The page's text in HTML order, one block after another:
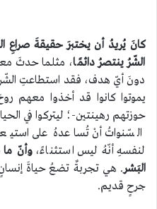
كانَ يُريدُ أن يختبرَ حقيقةَ صراعِ
الشّرُ ينتصرُ دائمًا، مثلما حدثَ
دونَ أيّ هدف، فقد استطاعتِ
يموتوا كانوا قد أخذوا معهم
حوزتهم رهينتين-؛ ليتركوا في
السّنواتُ أنْ تُساعدهُ على
لنفسهِ أنّهُ ليس استثناءً،وأنّ
البَشر. هي تجربةٌ تضعُ حياةَ
جرحٍ قديم.